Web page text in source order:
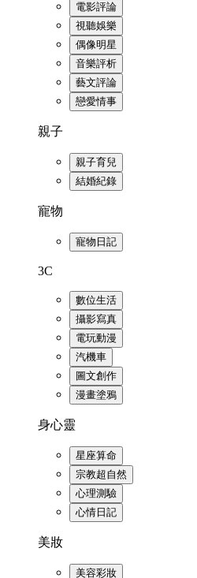
電影評論
視聽娛樂
偶像明星
音樂評析
藝文評論
戀愛情事
親子
親子育兒
結婚紀錄
寵物
寵物日記
3C
數位生活
攝影寫真
電玩動漫
汽機車
圖文創作
漫畫塗鴉
身心靈
星座算命
宗教超自然
心理測驗
心情日記
美妝
美容彩妝